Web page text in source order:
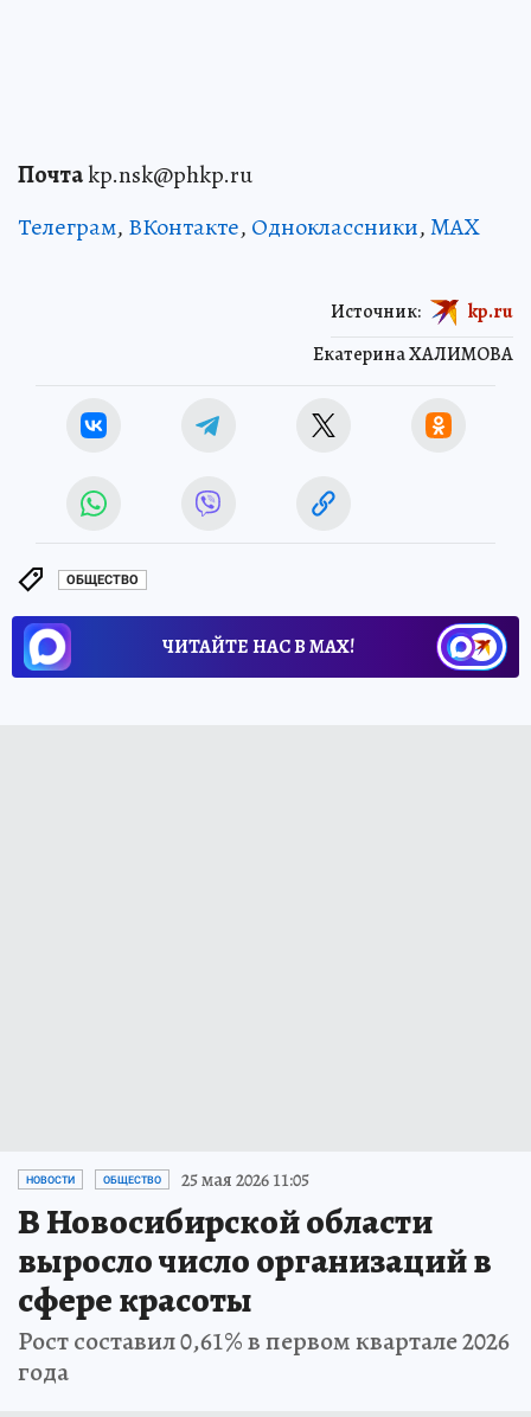
Почтаkp.nsk@phkp.ru
Телеграм, ВКонтакте, Одноклассники,MAX
Екатерина ХАЛИМОВА
Источник: kp.ru
ОБЩЕСТВО
ЧИТАЙТЕ НАС В МАХ!
НОВОСТИ ОБЩЕСТВО 25 мая 2026 11:05
В Новосибирской области
выросло число организаций в
сфере красоты
Рост составил 0,61% в первом квартале 2026
года